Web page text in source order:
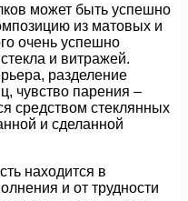
может быть успешно
из матовых и
очень успешно
и витражей.
разделение
чувство парения –
средством стеклянных
и сделанной
находится в
и от трудности